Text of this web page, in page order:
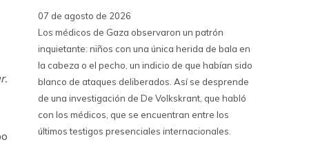
07 de agosto de 2026
Los médicos de Gaza observaron un patrón
inquietante: niños con una única herida de bala en
la cabeza o el pecho, un indicio de que habían sido
blanco de ataques deliberados. Así se desprende
de una investigación de De Volkskrant, que habló
con los médicos, que se encuentran entre los
últimos testigos presenciales internacionales.